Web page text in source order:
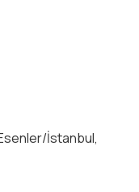
İstanbul,